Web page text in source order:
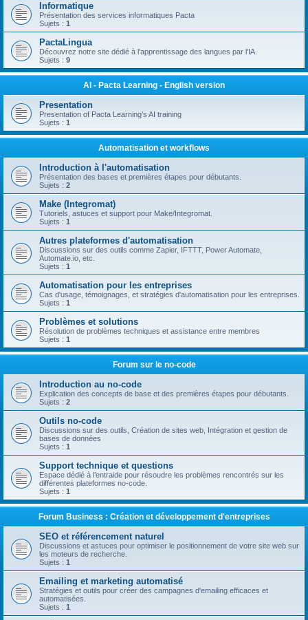
Informatique
Présentation des services informatiques Pacta
Sujets : 1
PactaLingua
Découvrez notre site dédié à l'apprentissage des langues par l'IA.
Sujets : 9
AI - Pacta Learning - English version
Presentation
Presentation of Pacta Learning’s AI training
Sujets : 1
Automatisation et workflows
Introduction à l'automatisation
Présentation des bases et premières étapes pour débutants.
Sujets : 2
Make (Integromat)
Tutoriels, astuces et support pour Make/Integromat.
Sujets : 1
Autres plateformes d'automatisation
Discussions sur des outils comme Zapier, IFTTT, Power Automate,
Automate.io, etc.
Sujets : 1
Automatisation pour les entreprises
Cas d'usage, témoignages, et stratégies d'automatisation pour les entreprises.
Sujets : 1
Problèmes et solutions
Résolution de problèmes techniques et assistance entre membres
Sujets : 1
Forum sur le no-code
Introduction au no-code
Explication des concepts de base et des premières étapes pour débutants.
Sujets : 2
Outils no-code
Discussions sur des outils, Création de sites web, Intégration et gestion de
bases de données
Sujets : 1
Support technique et questions
Espace dédié à l’entraide pour résoudre les problèmes rencontrés sur les
différentes plateformes no-code.
Sujets : 1
Forum Business : Création et développement d'entreprises
SEO et référencement naturel
Discussions et astuces pour optimiser le positionnement de votre site web sur
les moteurs de recherche.
Sujets : 1
Emailing et marketing automatisé
Stratégies et outils pour créer des campagnes d'emailing efficaces et
automatisées.
Sujets : 1